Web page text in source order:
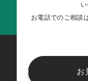
お電話でのご相談
お